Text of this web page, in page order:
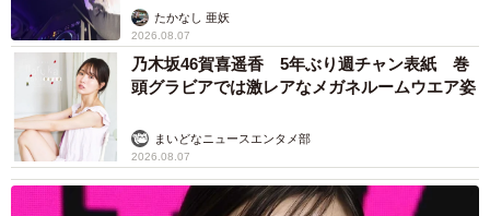
たかなし 亜妖
2026.08.07
乃木坂46賀喜遥香 5年ぶり週チャン表紙 巻
頭グラビアでは激レアなメガネルームウエア姿
まいどなニュースエンタメ部
2026.08.07